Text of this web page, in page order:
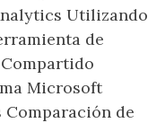
Utilizando
de
Microsoft
de